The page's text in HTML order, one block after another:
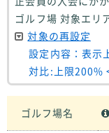
ゴルフ場 対象エリ
対象の再設定
設定内容：表示
対比:上限200%
ゴルフ場名